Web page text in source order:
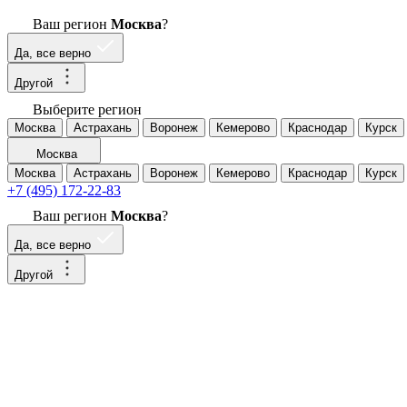
Ваш регион Москва?
Да, все верно
Другой
Выберите регион
Москва Астрахань Воронеж Кемерово Краснодар Курск
Москва
Москва
Астрахань Воронеж Кемерово Краснодар Курск
+7 (495) 172-22-83
Ваш регион Москва?
Да, все верно
Другой